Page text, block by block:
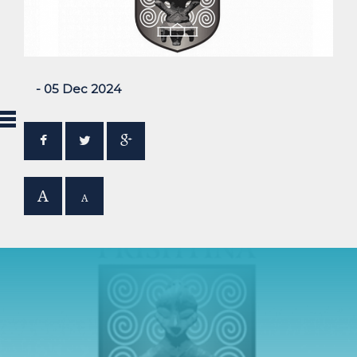
- 05 Dec 2024
A A